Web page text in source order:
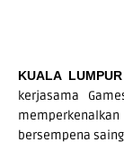
KUALA LUMPUR
kerjasama
bersempena